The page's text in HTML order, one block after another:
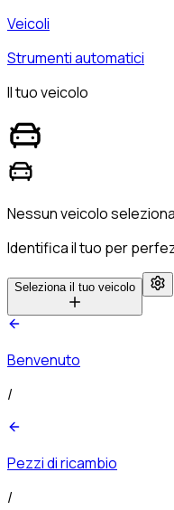
Veicoli
Strumenti automatici
Il tuo veicolo
Nessun veicolo
Identifica il tuo per
Seleziona il tuo veicolo
Benvenuto
/
Pezzi di ricambio
/